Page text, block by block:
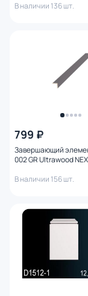
В наличии 136 шт.
799 ₽
Завершающий
002 GR Ultrawood
WPC 002 GR (2900 х
В наличии 156 шт.